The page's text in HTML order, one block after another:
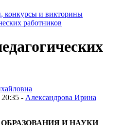
конкурсы и викторины
работников
- Александрова Ирина
И НАУКИ